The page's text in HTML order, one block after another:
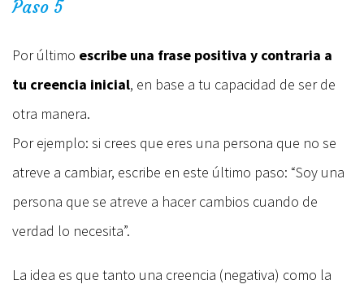
Paso 5
Por último escribe una frase positiva y contraria a
tu creencia inicial, en base a tu capacidad de ser de
otra manera.
Por ejemplo: si crees que eres una persona que no se
atreve a cambiar, escribe en este último paso: “Soy una
persona que se atreve a hacer cambios cuando de
verdad lo necesita”.
La idea es que tanto una creencia (negativa) como la